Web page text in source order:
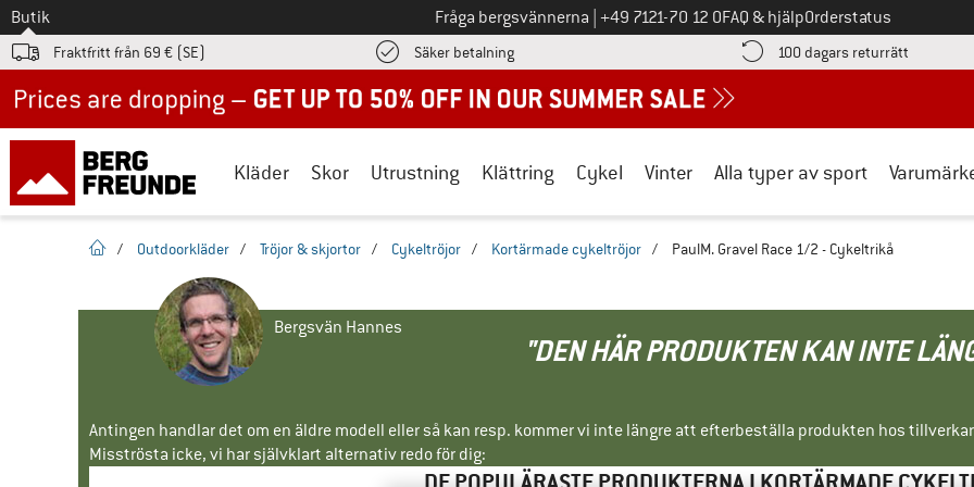
Till
Butik Fråga bergsvännerna Ring oss på
+49 7121-70 12 0FAQ & hjälpOrderstatus
Fraktfritt från 69 € (SE) Säker betalningHitta betalningsinformationen här! Öppnas i en inforuta
100 dagars returrätt Gå till
Kläder Skor Utrustning Klättring Cykel Vinter Alla typer av sport
Hemsida
/ Outdoorkläder / Tröjor & skjortor / Cykeltröjor / Kortärmade cykeltröjor / PaulM. Gravel Race 1/2 - Cykeltrikå
Bergsvän Hannes
"DEN HÄR PRODUKTEN KAN INTE
Antingen handlar det om en äldre modell eller så kan resp. kommer vi inte längre att efterbeställa produkten hos
Misströsta icke, vi har självklart alternativ redo för dig: